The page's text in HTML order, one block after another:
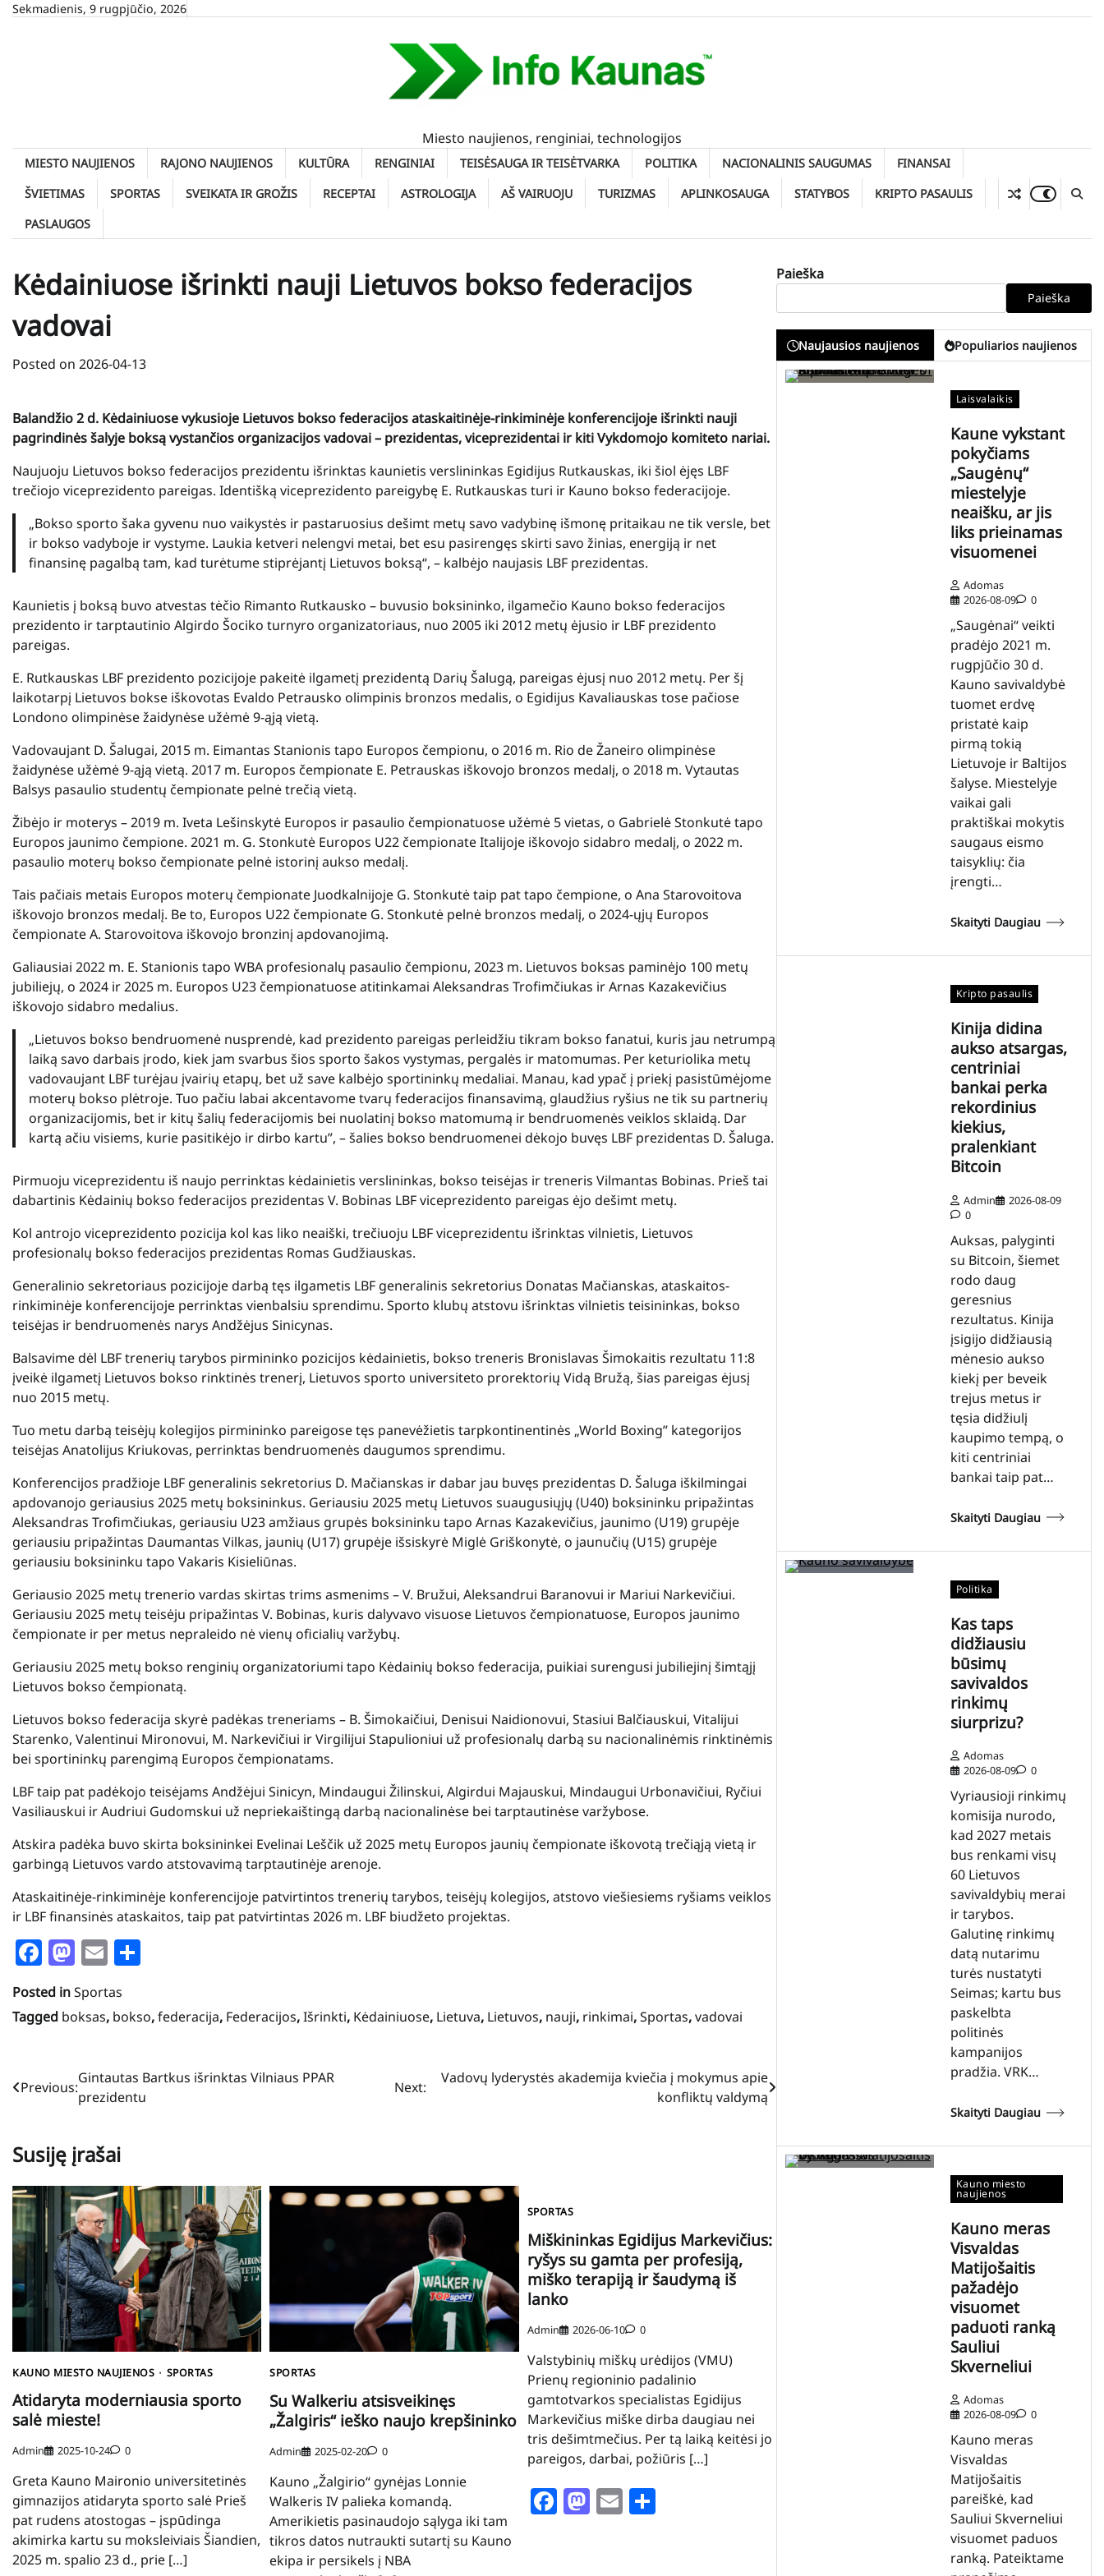
SkipSekmadienis, 9 rugpjūčio, 2026
Miesto naujienos, renginiai, technologijos
MIESTO NAUJIENOS RAJONO NAUJIENOS KULTŪRA RENGINIAI TEISĖSAUGA IR TEISĖTVARKA POLITIKA NACIONALINIS SAUGUMAS
FINANSAI
ŠVIETIMAS
SPORTAS SVEIKATA IR GROŽIS RECEPTAI ASTROLOGIJA AŠ VAIRUOJU TURIZMAS APLINKOSAUGA STATYBOS
KRIPTO PASAULIS
PASLAUGOS
Kėdainiuose išrinkti nauji Lietuvos bokso federacijos
vadovai
Posted on 2026-04-13
Balandžio 2 d. Kėdainiuose vykusioje Lietuvos bokso federacijos ataskaitinėje-rinkiminėje konferencijoje išrinkti nauji
pagrindinės šalyje boksą vystančios organizacijos vadovai – prezidentas, viceprezidentai ir kiti Vykdomojo komiteto nariai.
Naujuoju Lietuvos bokso federacijos prezidentu išrinktas kaunietis verslininkas Egidijus Rutkauskas, iki šiol ėjęs LBF
trečiojo viceprezidento pareigas. Identišką viceprezidento pareigybę E. Rutkauskas turi ir Kauno bokso federacijoje.
„Bokso sporto šaka gyvenu nuo vaikystės ir pastaruosius dešimt metų savo vadybinę išmonę pritaikau ne tik versle, bet
ir bokso vadyboje ir vystyme. Laukia ketveri nelengvi metai, bet esu pasirengęs skirti savo žinias, energiją ir net
finansinę pagalbą tam, kad turėtume stiprėjantį Lietuvos boksą“, – kalbėjo naujasis LBF prezidentas.
Kaunietis į boksą buvo atvestas tėčio Rimanto Rutkausko – buvusio boksininko, ilgamečio Kauno bokso federacijos
prezidento ir tarptautinio Algirdo Šociko turnyro organizatoriaus, nuo 2005 iki 2012 metų ėjusio ir LBF prezidento
pareigas.
E. Rutkauskas LBF prezidento pozicijoje pakeitė ilgametį prezidentą Darių Šalugą, pareigas ėjusį nuo 2012 metų. Per šį
laikotarpį Lietuvos bokse iškovotas Evaldo Petrausko olimpinis bronzos medalis, o Egidijus Kavaliauskas tose pačiose
Londono olimpinėse žaidynėse užėmė 9-ąją vietą.
Vadovaujant D. Šalugai, 2015 m. Eimantas Stanionis tapo Europos čempionu, o 2016 m. Rio de Žaneiro olimpinėse
žaidynėse užėmė 9-ąją vietą. 2017 m. Europos čempionate E. Petrauskas iškovojo bronzos medalį, o 2018 m. Vytautas
Balsys pasaulio studentų čempionate pelnė trečią vietą.
Žibėjo ir moterys – 2019 m. Iveta Lešinskytė Europos ir pasaulio čempionatuose užėmė 5 vietas, o Gabrielė Stonkutė tapo
Europos jaunimo čempione. 2021 m. G. Stonkutė Europos U22 čempionate Italijoje iškovojo sidabro medalį, o 2022 m.
pasaulio moterų bokso čempionate pelnė istorinį aukso medalį.
Tais pačiais metais Europos moterų čempionate Juodkalnijoje G. Stonkutė taip pat tapo čempione, o Ana Starovoitova
iškovojo bronzos medalį. Be to, Europos U22 čempionate G. Stonkutė pelnė bronzos medalį, o 2024-ųjų Europos
čempionate A. Starovoitova iškovojo bronzinį apdovanojimą.
Galiausiai 2022 m. E. Stanionis tapo WBA profesionalų pasaulio čempionu, 2023 m. Lietuvos boksas paminėjo 100 metų
jubiliejų, o 2024 ir 2025 m. Europos U23 čempionatuose atitinkamai Aleksandras Trofimčiukas ir Arnas Kazakevičius
iškovojo sidabro medalius.
„Lietuvos bokso bendruomenė nusprendė, kad prezidento pareigas perleidžiu tikram bokso fanatui, kuris jau netrumpą
laiką savo darbais įrodo, kiek jam svarbus šios sporto šakos vystymas, pergalės ir matomumas. Per keturiolika metų
vadovaujant LBF turėjau įvairių etapų, bet už save kalbėjo sportininkų medaliai. Manau, kad ypač į priekį pasistūmėjome
moterų bokso plėtroje. Tuo pačiu labai akcentavome tvarų federacijos finansavimą, glaudžius ryšius ne tik su partnerių
organizacijomis, bet ir kitų šalių federacijomis bei nuolatinį bokso matomumą ir bendruomenės veiklos sklaidą. Dar
kartą ačiu visiems, kurie pasitikėjo ir dirbo kartu”, – šalies bokso bendruomenei dėkojo buvęs LBF prezidentas D. Šaluga.
Pirmuoju viceprezidentu iš naujo perrinktas kėdainietis verslininkas, bokso teisėjas ir treneris Vilmantas Bobinas. Prieš tai
dabartinis Kėdainių bokso federacijos prezidentas V. Bobinas LBF viceprezidento pareigas ėjo dešimt metų.
Kol antrojo viceprezidento pozicija kol kas liko neaiški, trečiuoju LBF viceprezidentu išrinktas vilnietis, Lietuvos
profesionalų bokso federacijos prezidentas Romas Gudžiauskas.
Generalinio sekretoriaus pozicijoje darbą tęs ilgametis LBF generalinis sekretorius Donatas Mačianskas, ataskaitos-
rinkiminėje konferencijoje perrinktas vienbalsiu sprendimu. Sporto klubų atstovu išrinktas vilnietis teisininkas, bokso
teisėjas ir bendruomenės narys Andžėjus Sinicynas.
Balsavime dėl LBF trenerių tarybos pirmininko pozicijos kėdainietis, bokso treneris Bronislavas Šimokaitis rezultatu 11:8
įveikė ilgametį Lietuvos bokso rinktinės trenerį, Lietuvos sporto universiteto prorektorių Vidą Bružą, šias pareigas ėjusį
nuo 2015 metų.
Tuo metu darbą teisėjų kolegijos pirmininko pareigose tęs panevėžietis tarpkontinentinės „World Boxing” kategorijos
teisėjas Anatolijus Kriukovas, perrinktas bendruomenės daugumos sprendimu.
Konferencijos pradžioje LBF generalinis sekretorius D. Mačianskas ir dabar jau buvęs prezidentas D. Šaluga iškilmingai
apdovanojo geriausius 2025 metų boksininkus. Geriausiu 2025 metų Lietuvos suaugusiųjų (U40) boksininku pripažintas
Aleksandras Trofimčiukas, geriausiu U23 amžiaus grupės boksininku tapo Arnas Kazakevičius, jaunimo (U19) grupėje
geriausiu pripažintas Daumantas Vilkas, jaunių (U17) grupėje išsiskyrė Miglė Griškonytė, o jaunučių (U15) grupėje
geriausiu boksininku tapo Vakaris Kisieliūnas.
Geriausio 2025 metų trenerio vardas skirtas trims asmenims – V. Bružui, Aleksandrui Baranovui ir Mariui Narkevičiui.
Geriausiu 2025 metų teisėju pripažintas V. Bobinas, kuris dalyvavo visuose Lietuvos čempionatuose, Europos jaunimo
čempionate ir per metus nepraleido nė vienų oficialių varžybų.
Geriausiu 2025 metų bokso renginių organizatoriumi tapo Kėdainių bokso federacija, puikiai surengusi jubiliejinį šimtąjį
Lietuvos bokso čempionatą.
Lietuvos bokso federacija skyrė padėkas treneriams – B. Šimokaičiui, Denisui Naidionovui, Stasiui Balčiauskui, Vitalijui
Starenko, Valentinui Mironovui, M. Narkevičiui ir Virgilijui Stapulioniui už profesionalų darbą su nacionalinėmis rinktinėmis
bei sportininkų parengimą Europos čempionatams.
LBF taip pat padėkojo teisėjams Andžėjui Sinicyn, Mindaugui Žilinskui, Algirdui Majauskui, Mindaugui Urbonavičiui, Ryčiui
Vasiliauskui ir Audriui Gudomskui už nepriekaištingą darbą nacionalinėse bei tarptautinėse varžybose.
Atskira padėka buvo skirta boksininkei Evelinai Leščik už 2025 metų Europos jaunių čempionate iškovotą trečiąją vietą ir
garbingą Lietuvos vardo atstovavimą tarptautinėje arenoje.
Ataskaitinėje-rinkiminėje konferencijoje patvirtintos trenerių tarybos, teisėjų kolegijos, atstovo viešiesiems ryšiams veiklos
ir LBF finansinės ataskaitos, taip pat patvirtintas 2026 m. LBF biudžeto projektas.
Facebook
Mastodon
Email
Posted inSportas
Tagged boksas, bokso,federacija, Federacijos,Išrinkti, Kėdainiuose, Lietuva, Lietuvos, nauji, rinkimai,Sportas,vadovai
Navigacija
įrašų
Previous:
Gintautas Bartkus išrinktas Vilniaus PPAR
prezidentu
Next:
Vadovų lyderystės akademija kviečia į mokymus apie
konfliktų valdymą
Susiję įrašai
KAUNO MIESTO NAUJIENOS SPORTAS
Atidaryta moderniausia sporto
salė mieste!
Admin 2025-10-24 0
Greta Kauno Maironio universitetinės
gimnazijos atidaryta sporto salė Prieš
pat rudens atostogas – įspūdinga
akimirka kartu su moksleiviais Šiandien,
2025 m. spalio 23 d., prie […]
SPORTAS
Su Walkeriu atsisveikinęs
„Žalgiris“ ieško naujo krepšininko
Admin 2025-02-20 0
Kauno „Žalgirio“ gynėjas Lonnie
Walkeris IV palieka komandą.
Amerikietis pasinaudojo sąlyga iki tam
tikros datos nutraukti sutartį su Kauno
ekipa ir persikels į NBA
SPORTAS
Miškininkas Egidijus Markevičius:
ryšys su gamta per profesiją,
miško terapiją ir šaudymą iš
lanko
Admin 2026-06-10 0
Valstybinių miškų urėdijos (VMU)
Prienų regioninio padalinio
gamtotvarkos specialistas Egidijus
Markevičius miške dirba daugiau nei
tris dešimtmečius. Per tą laiką keitėsi jo
pareigos, darbai, požiūris […]
Facebook
Mastodon
EmailShare
Paieška
Paieška
Naujausios naujienos Populiarios naujienos
Laisvalaikis
Kaune vykstant
pokyčiams
„Saugėnų“
miestelyje
neaišku, ar jis
liks prieinamas
visuomenei
Adomas
2026-08-09
0
„Saugėnai“ veikti
pradėjo 2021 m.
rugpjūčio 30 d.
Kauno savivaldybė
tuomet erdvę
pristatė kaip
pirmą tokią
Lietuvoje ir Baltijos
šalyse. Miestelyje
vaikai gali
praktiškai mokytis
saugaus eismo
taisyklių: čia
įrengti…
Skaityti Daugiau
Kripto pasaulis
Kinija didina
aukso atsargas,
centriniai
bankai perka
rekordinius
kiekius,
pralenkiant
Bitcoin
Admin
2026-08-09
0
Auksas, palyginti
su Bitcoin, šiemet
rodo daug
geresnius
rezultatus. Kinija
įsigijo didžiausią
mėnesio aukso
kiekį per beveik
trejus metus ir
tęsia didžiulį
kaupimo tempą, o
kiti centriniai
bankai taip pat…
Skaityti Daugiau
Politika
Kas taps
didžiausiu
būsimų
savivaldos
rinkimų
siurprizu?
Adomas
2026-08-09
0
Vyriausioji rinkimų
komisija nurodo,
kad 2027 metais
bus renkami visų
60 Lietuvos
savivaldybių merai
ir tarybos.
Galutinę rinkimų
datą nutarimu
turės nustatyti
Seimas; kartu bus
paskelbta
politinės
kampanijos
pradžia. VRK…
Skaityti Daugiau
Kauno miesto
naujienos
Kauno meras
Visvaldas
Matijošaitis
pažadėjo
visuomet
paduoti ranką
Sauliui
Skverneliui
Adomas
2026-08-09
0
Kauno meras
Visvaldas
Matijošaitis
pareiškė, kad
Sauliui Skverneliui
visuomet paduos
ranką. Pateiktame